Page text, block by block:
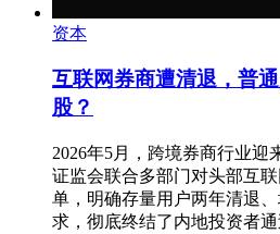
资本
互联网券商遭清退，普
股？
2026年5月，跨境券商行业迎
证监会联合多部门对头部互
单，明确存量用户两年清退
求，彻底终结了内地投资者